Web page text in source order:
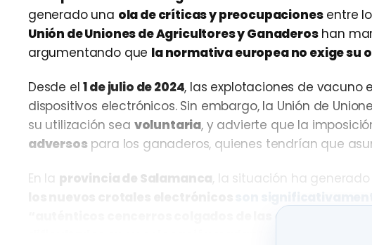
generado una ola de críticas y preocupacionesentre
Unión de Uniones de Agricultores y Ganaderoshan
argumentando que la normativa europea no exige su
Desde el1 de julio de 2024, las explotaciones de vacuno
dispositivos electrónicos. Sin embargo, la Unión de
su utilización sea voluntaria, y advierte que la
adversos para los ganaderos, quienes tendrían que
En la provincia de Salamanca, la situación ha
“auténticos cencerros colgados de las orejas”